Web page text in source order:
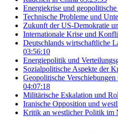
Energiekrise und geopolitische
Technische Probleme und
Zukunft der US-Demokratie
Internationale Krise und
Deutschlands wirtschaftliche
03:56:10
Energiepolitik und
Sozialpolitische Aspekte der
Geopolitische
04:07:18
Militärische Eskalation und
Iranische Opposition und
Kritik an westlicher Politik im